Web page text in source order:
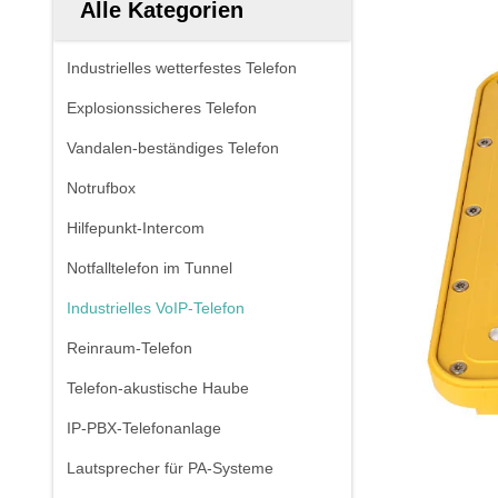
Alle Kategorien
Industrielles wetterfestes Telefon
Explosionssicheres Telefon
Vandalen-beständiges Telefon
Notrufbox
Hilfepunkt-Intercom
Notfalltelefon im Tunnel
Industrielles VoIP-Telefon
Reinraum-Telefon
Telefon-akustische Haube
IP-PBX-Telefonanlage
Lautsprecher für PA-Systeme